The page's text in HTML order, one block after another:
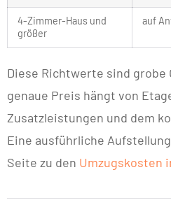
4-Zimmer-Haus und
größer
auf
Diese Richtwerte sind grobe
genaue Preis hängt von
Zusatzleistungen und dem
Eine ausführliche
Seite zu den Umzugskosten